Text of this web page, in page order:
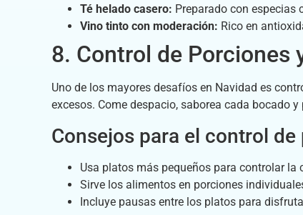
Té helado casero: Preparado con especias
Vino tinto con moderación: Rico en
8. Control de Porciones
Uno de los mayores desafíos en Navidad es
excesos. Come despacio, saborea cada bocado
Consejos para el control de
Usa platos más pequeños para controlar la
Sirve los alimentos en porciones
Incluye pausas entre los platos para